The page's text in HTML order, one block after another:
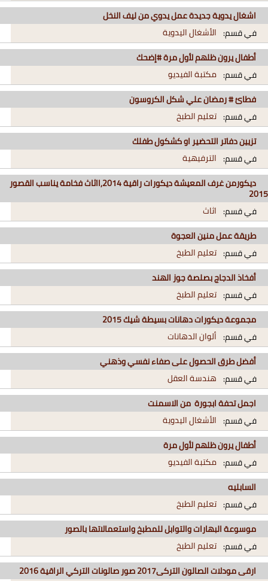
اشغال يدوية جديدة عمل يدوي من ليف النخل
في قسم: الأشغال اليدوية
أطفال يرون ظلهم لأول مرة #إضحك
في قسم: مكتبة الفيديو
فطائ # رمضان علي شكل الكروسون
في قسم: تعليم الطبخ
تزيين دفاتر التحضير او كشكول طفلك
في قسم: الترفيهية
ديكورمن غرف المعيشة ديكورات راقية 2014,ااثاث فخامة يناسب القصور
2015
في قسم: اثاث
طريقة عمل منين العجوة
في قسم: تعليم الطبخ
أفخاذ الدجاج بصلصة جوز الهند
في قسم: تعليم الطبخ
مجموعة ديكورات دهانات بسيطة شيك 2015
في قسم: ألوان الدهانات
أفضل طرق الحصول على صفاء نفسي وذهني
في قسم: هندسة العقل
اجمل تحفة ابجورة من الاسمنت
في قسم: الأشغال اليدوية
أطفال يرون ظلهم لأول مرة
في قسم: مكتبة الفيديو
السابليه
في قسم: تعليم الطبخ
موسوعة البهارات والتوابل للمطبخ واستعمالاتها بالصور
في قسم: تعليم الطبخ
ارقى مودلات الصالون التركى2017 صور صالونات التركي الراقية 2016